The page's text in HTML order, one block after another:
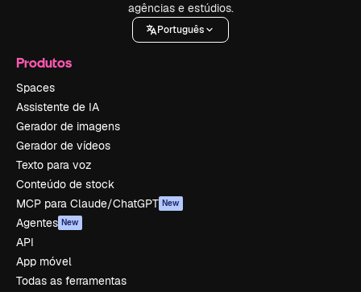
agências e estúdios.
Português
Produtos
Spaces
Assistente de IA
Gerador de imagens
Gerador de vídeos
Texto para voz
Conteúdo de stock
MCP para Claude/ChatGPT New
Agentes New
API
App móvel
Todas as ferramentas